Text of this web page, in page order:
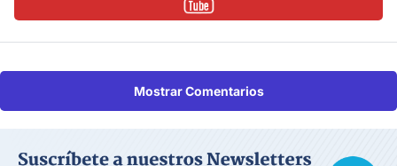
Mostrar Comentarios